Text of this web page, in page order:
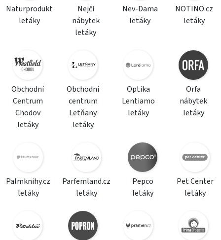
Naturprodukt
letáky
Nejči
nábytek
letáky
Nev-Dama
letáky
NOTINO.cz
letáky
Obchodní
Centrum
Chodov
letáky
Obchodní
centrum
Letňany
letáky
Optika
Lentiamo
letáky
Orfa
nábytek
letáky
Palmknihy.cz
letáky
Parfemland.cz
letáky
Pepco
letáky
Pet Center
letáky